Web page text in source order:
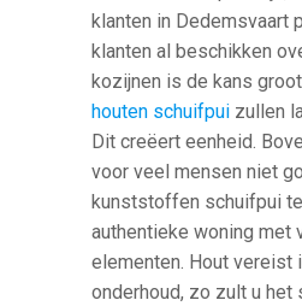
klanten in Dedemsvaart
klanten al beschikken
kozijnen is de kans
houten schuifpui zullen
Dit creëert eenheid.
voor veel mensen niet
kunststoffen schuifpui
authentieke woning met
elementen. Hout vereist
onderhoud, zo zult u het